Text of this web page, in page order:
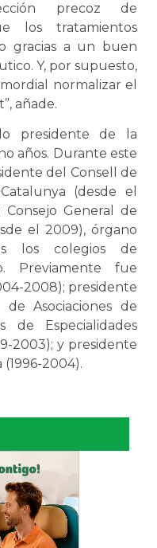
precoz de
los tratamientos
gracias a un buen
Y, por supuesto,
normalizar el
añade.
presidente de la
años. Durante este
del Consell de
(desde el
General de
el 2009), órgano
los colegios de
Previamente fue
2008); presidente
Asociaciones de
de Especialidades
2003); y presidente
2004).